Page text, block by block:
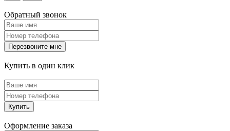
Обратный звонок
Перезвоните мне
Купить в один клик
Купить
Оформление заказа